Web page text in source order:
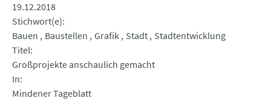
19.12.2018
Stichwort(e)
Bauen
Baustellen Grafik Stadt Stadtentwicklung
Titel
Großprojekte anschaulich gemacht
In
Mindener Tageblatt